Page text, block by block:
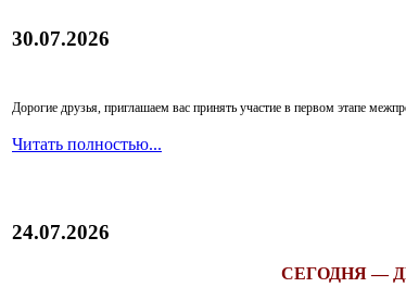
30.07.2026
Дорогие друзья, приглашаем вас принять участие в первом этапе
Читать полностью...
24.07.2026
СЕГОДНЯ —